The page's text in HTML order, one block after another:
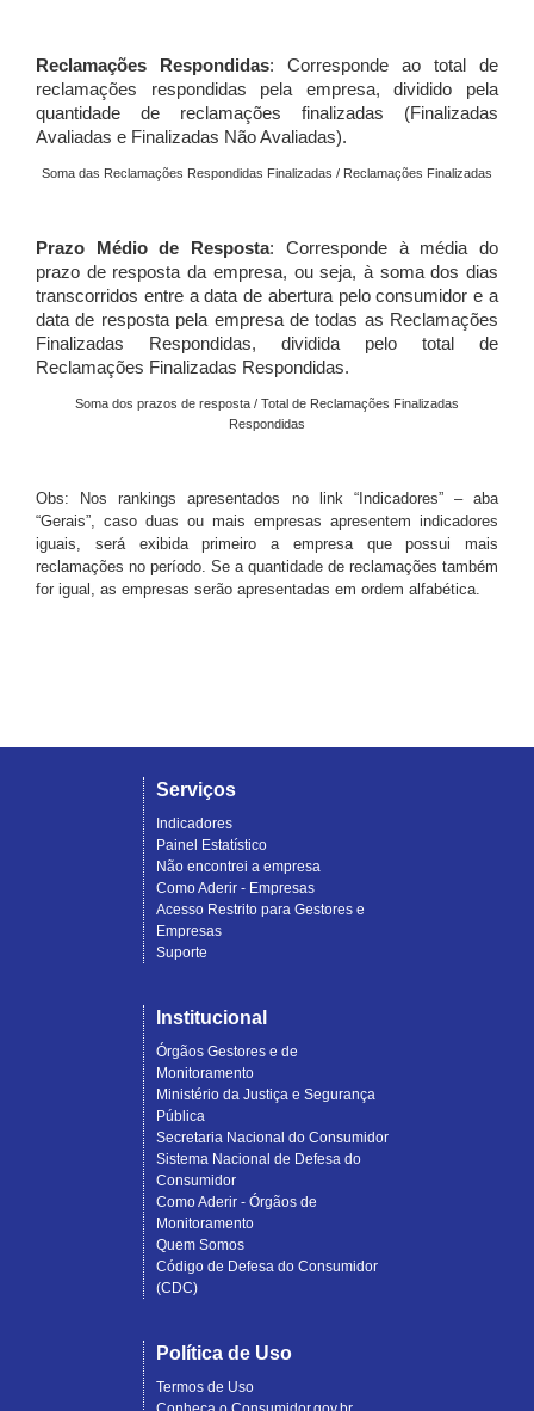
Reclamações Respondidas: Corresponde ao total de
reclamações respondidas pela empresa, dividido pela
quantidade de reclamações finalizadas (Finalizadas
Avaliadas e Finalizadas Não Avaliadas).
Soma das Reclamações Respondidas Finalizadas / Reclamações Finalizadas
Prazo Médio de Resposta: Corresponde à média do
prazo de resposta da empresa, ou seja, à soma dos dias
transcorridos entre a data de abertura pelo consumidor e a
data de resposta pela empresa de todas as Reclamações
Finalizadas Respondidas, dividida pelo total de
Reclamações Finalizadas Respondidas.
Soma dos prazos de resposta / Total de Reclamações Finalizadas
Respondidas
Obs: Nos rankings apresentados no link “Indicadores” – aba
“Gerais”, caso duas ou mais empresas apresentem indicadores
iguais, será exibida primeiro a empresa que possui mais
reclamações no período. Se a quantidade de reclamações também
for igual, as empresas serão apresentadas em ordem alfabética.
Serviços
Indicadores
Painel Estatístico
Não encontrei a empresa
Como Aderir - Empresas
Acesso Restrito para Gestores e
Empresas
Suporte
Institucional
Órgãos Gestores e de
Monitoramento
Ministério da Justiça e Segurança
Pública
Secretaria Nacional do Consumidor
Sistema Nacional de Defesa do
Consumidor
Como Aderir - Órgãos de
Monitoramento
Quem Somos
Código de Defesa do Consumidor
(CDC)
Política de Uso
Termos de Uso